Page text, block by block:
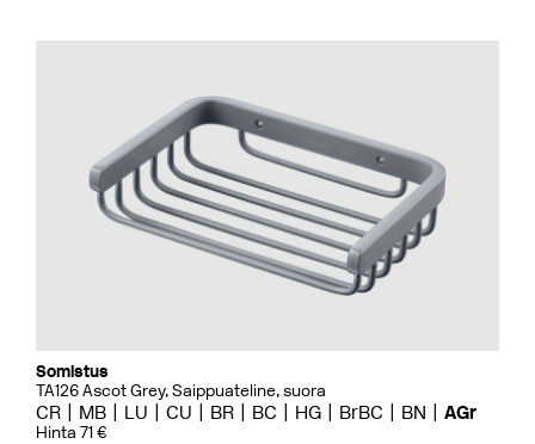
Somistus
TA126 Ascot Grey, Saippuateline, suora
CR MB LU CU BR BC HG BrBC BN AGr
Hinta 71 €